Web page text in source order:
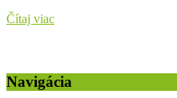
Čítaj viac
Navigácia